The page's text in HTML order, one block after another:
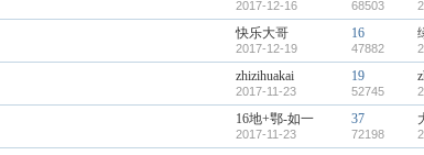
2017-12-16 68503
快乐大哥
2017-12-19
16
47882
zhizihuakai
2017-11-23
19
52745
16地+鄂-如一
2017-11-23
37
72198